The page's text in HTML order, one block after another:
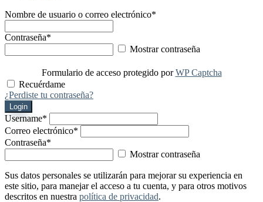
Nombre de usuario o correo electrónico*
Contraseña*
Mostrar contraseña
Formulario de acceso protegido porWP Captcha
Recuérdame
¿Perdiste tu contraseña?
Login
Username*
Correo electrónico*
Contraseña*
Mostrar contraseña
Sus datos personales se utilizarán para mejorar su experiencia en
este sitio, para manejar el acceso a tu cuenta, y para otros motivos
descritos en nuestra política de privacidad.